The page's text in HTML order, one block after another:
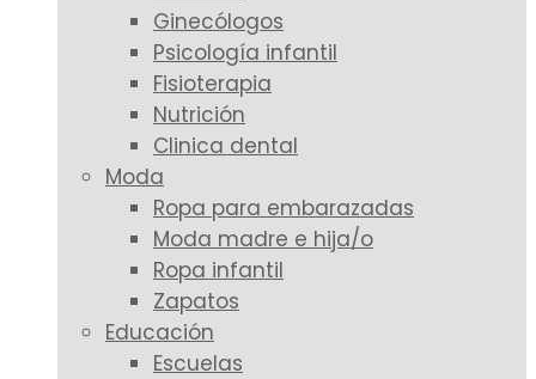
Ginecólogos
Psicología infantil
Fisioterapia
Nutrición
Clinica dental
Moda
Ropa para embarazadas
Moda madre e hija/o
Ropa infantil
Zapatos
Educación
Escuelas